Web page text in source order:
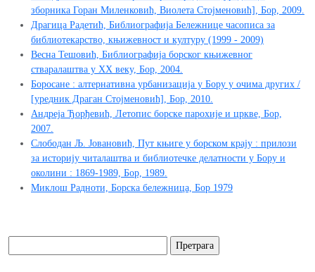
зборника Горан Миленковић, Виолета Стојменовић], Бор, 2009.
Драгица Радетић, Библиографија Бележнице часописа за
библиотекарство, књижевност и културу (1999 - 2009)
Весна Тешовић, Библиографија борског књижевног
стваралаштва у XX веку, Бор, 2004.
Боросане : алтернативна урбанизација у Бору у очима других /
[уредник Драган Стојменовић], Бор, 2010.
Андреја Ђорђевић, Летопис борске парохије и цркве, Бор,
2007.
Слободан Љ. Јовановић, Пут књиге у борском крају : прилози
за историју читалаштва и библиотечке делатности у Бору и
околини : 1869-1989, Бор, 1989.
Миклош Радноти, Борска бележница, Бор 1979